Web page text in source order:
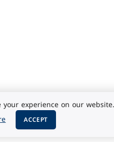
your experience on our website.
ACCEPT